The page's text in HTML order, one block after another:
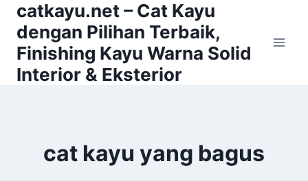
Skip
content
catkayu.net – Cat Kayu
dengan Pilihan Terbaik,
Finishing Kayu Warna Solid
Interior & Eksterior
cat kayu yang bagus